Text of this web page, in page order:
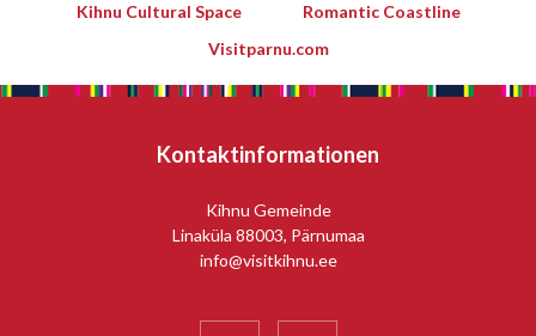
Kihnu Cultural Space
Romantic Coastline
Visitparnu.com
Kontaktinformationen
Kihnu Gemeinde
Linaküla 88003, Pärnumaa
info@visitkihnu.ee